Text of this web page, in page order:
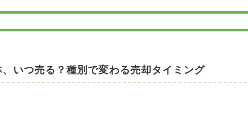
いつ売る？種別で変わる売却タイミング